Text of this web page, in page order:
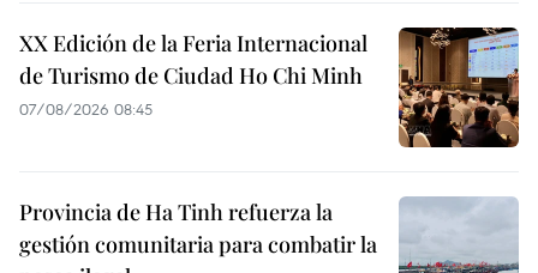
XX Edición de la Feria Internacional
de Turismo de Ciudad Ho Chi Minh
07/08/2026 08:45
Provincia de Ha Tinh refuerza la
gestión comunitaria para combatir la